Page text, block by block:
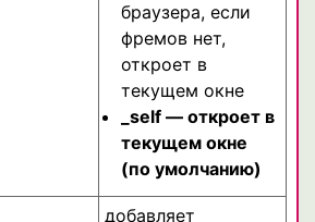
браузера, если
фремов нет,
откроет в
текущем окне
_self — откроет в
текущем окне
(по умолчанию)
добавляет